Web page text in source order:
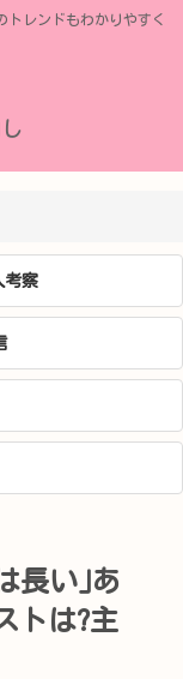
トレンドもわかりやすく
考察
長い｣あ
トは?主